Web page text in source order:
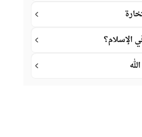
الإسلام؟